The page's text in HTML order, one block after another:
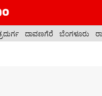
ದಾವಣಗೆರೆ ಬೆಂಗಳೂರು